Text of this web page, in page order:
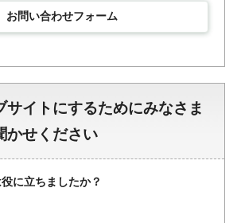
お問い合わせフォーム
サイトにするためにみなさま
かせください
に立ちましたか？